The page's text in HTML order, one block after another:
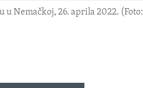
Nemačkoj, 26. aprila 2022. (Foto: